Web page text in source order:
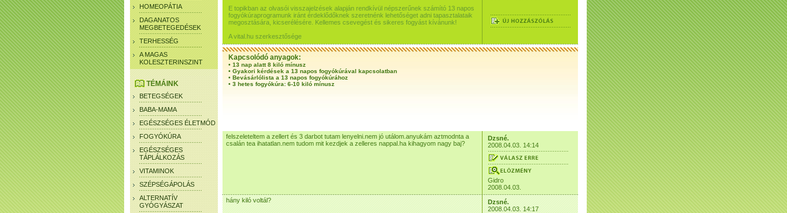
HOMEOPÁTIA
DAGANATOS
MEGBETEGEDÉSEK
TERHESSÉG
A MAGAS
KOLESZTERINSZINT
TÉMÁINK
BETEGSÉGEK
BABA-MAMA
EGÉSZSÉGES ÉLETMÓD
FOGYÓKÚRA
EGÉSZSÉGES
TÁPLÁLKOZÁS
VITAMINOK
SZÉPSÉGÁPOLÁS
ALTERNATÍV
GYÓGYÁSZAT
E topikban az olvasói visszajelzések alapján rendkívül népszerűnek számító 13 napos
fogyókúraprogramunk iránt érdeklődőknek szeretnénk lehetőséget adni tapasztalataik
megosztására, kicserélésére. Kellemes csevegést és sikeres fogyást kívánunk!
A vital.hu szerkesztősége
Kapcsolódó anyagok:
• 13 nap alatt 8 kiló mínusz
• Gyakori kérdések a 13 napos fogyókúrával kapcsolatban
• Bevásárlólista a 13 napos fogyókúrához
• 3 hetes fogyókúra: 6-10 kiló mínusz
felszeleteltem a zellert és 3 darbot tutam lenyelni.nem jó utálom.anyukám aztmodnta a
csalán tea ihatatlan.nem tudom mit kezdjek a zelleres nappal.ha kihagyom nagy baj?
Dzsné.
2008.04.03. 14:14
Gidro
2008.04.03.
hány kiló voltál?
Dzsné.
2008.04.03. 14:17